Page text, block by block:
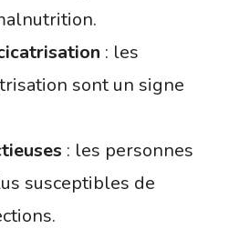
: les
sont un signe
: les personnes
susceptibles de